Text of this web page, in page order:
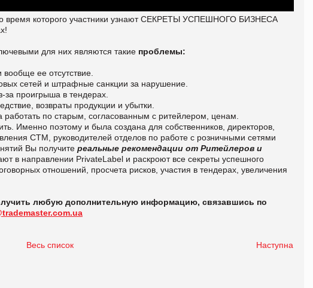
время которого участники узнают СЕКРЕТЫ УСПЕШНОГО БИЗНЕСА
для них являются такие проблемы:
ее отсутствие.
сетей и штрафные санкции за нарушение.
за проигрыша в тендерах.
возвраты продукции и убытки.
по старым, согласованным с ритейлером, ценам.
Именно поэтому и была создана для собственников, директоров,
СТМ, руководителей отделов по работе с розничными сетями
Вы получите реальные рекомендации от Ритейлеров и
в направлении PrivateLabel и раскроют все секреты успешного
отношений, просчета рисков, участия в тендерах, увеличения
любую дополнительную информацию, связавшись по
Весь список Наступна